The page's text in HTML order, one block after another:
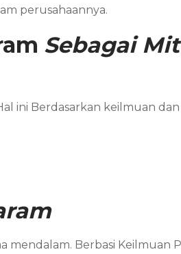
perusahaannya.
Sebagai
ini Berdasarkan keilmuan dan
Berbasi Keilmuan